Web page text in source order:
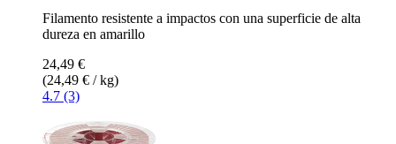
Filamento resistente a impactos con una superficie de alta
dureza en amarillo
24,49 €
(24,49 € / kg)
4.7 (3)